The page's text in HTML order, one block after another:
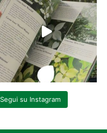
Segui su Instagram